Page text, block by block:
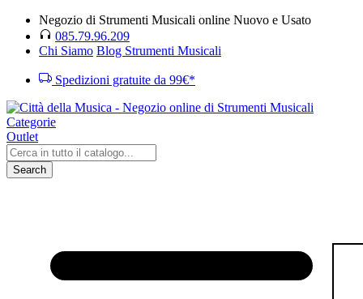
Negozio di Strumenti Musicali online Nuovo e Usato
085.79.96.209
Chi Siamo Blog Strumenti Musicali
Spedizioni gratuite da 99€*
Categorie
Outlet
Search